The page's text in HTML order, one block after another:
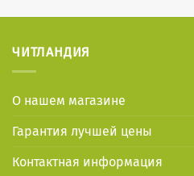
ЧИТЛАНДИЯ
О нашем магазине
Гарантия лучшей цены
Контактная информация